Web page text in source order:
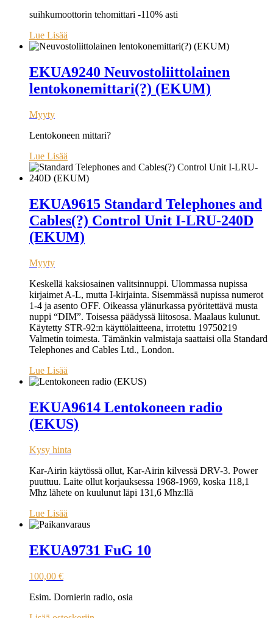
suihkumoottorin tehomittari -110% asti
Lue Lisää
EKUA9240 Neuvostoliittolainen
lentokonemittari(?) (EKUM)
Myyty
Lentokoneen mittari?
Lue Lisää
EKUA9615 Standard Telephones and
Cables(?) Control Unit I-LRU-240D
(EKUM)
Myyty
Keskellä kaksiosainen valitsinnuppi. Ulommassa nupissa
kirjaimet A-L, mutta I-kirjainta. Sisemmässä nupissa numerot
1-4 ja asento OFF. Oikeassa ylänurkassa pyöritettävä musta
nuppi “DIM”. Toisessa päädyssä liitososa. Maalaus kulunut.
Käytetty STR-92:n käyttölaitteena, irrotettu 19750219
Valmetin toimesta. Tämänkin valmistaja saattaisi olla Standard
Telephones and Cables Ltd., London.
Lue Lisää
EKUA9614 Lentokoneen radio
(EKUS)
Kysy hinta
Kar-Airin käytössä ollut, Kar-Airin kilvessä DRV-3. Power
puuttuu. Laite ollut korjauksessa 1968-1969, koska 118,1
Mhz lähete on kuulunut läpi 131,6 Mhz:llä
Lue Lisää
EKUA9731 FuG 10
100,00 €
Esim. Dornierin radio, osia